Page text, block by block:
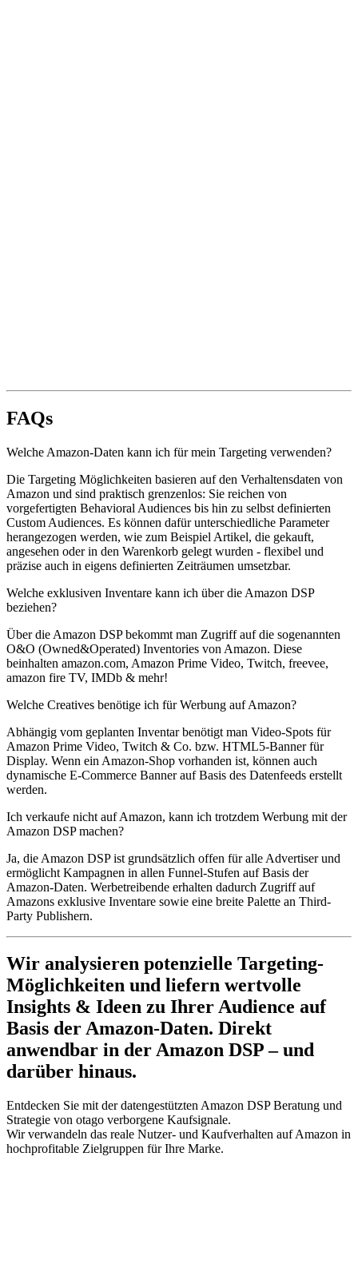
FAQs
Welche Amazon-Daten kann ich für mein Targeting verwenden?
Die Targeting Möglichkeiten basieren auf den Verhaltensdaten von
Amazon und sind praktisch grenzenlos: Sie reichen von
vorgefertigten Behavioral Audiences bis hin zu selbst definierten
Custom Audiences. Es können dafür unterschiedliche Parameter
herangezogen werden, wie zum Beispiel Artikel, die gekauft,
angesehen oder in den Warenkorb gelegt wurden - flexibel und
präzise auch in eigens definierten Zeiträumen umsetzbar.
Welche exklusiven Inventare kann ich über die Amazon DSP
beziehen?
Über die Amazon DSP bekommt man Zugriff auf die sogenannten
O&O (Owned&Operated) Inventories von Amazon. Diese
beinhalten amazon.com, Amazon Prime Video, Twitch, freevee,
amazon fire TV, IMDb & mehr!
Welche Creatives benötige ich für Werbung auf Amazon?
Abhängig vom geplanten Inventar benötigt man Video-Spots für
Amazon Prime Video, Twitch & Co. bzw. HTML5-Banner für
Display. Wenn ein Amazon-Shop vorhanden ist, können auch
dynamische E-Commerce Banner auf Basis des Datenfeeds erstellt
werden.
Ich verkaufe nicht auf Amazon, kann ich trotzdem Werbung mit der
Amazon DSP machen?
Ja, die Amazon DSP ist grundsätzlich offen für alle Advertiser und
ermöglicht Kampagnen in allen Funnel-Stufen auf Basis der
Amazon-Daten. Werbetreibende erhalten dadurch Zugriff auf
Amazons exklusive Inventare sowie eine breite Palette an Third-
Party Publishern.
Wir analysieren potenzielle Targeting-
Möglichkeiten und liefern wertvolle
Insights & Ideen zu Ihrer Audience auf
Basis der Amazon-Daten. Direkt
anwendbar in der Amazon DSP – und
darüber hinaus.
Entdecken Sie mit der datengestützten Amazon DSP Beratung und
Strategie von otago verborgene Kaufsignale.
Wir verwandeln das reale Nutzer- und Kaufverhalten auf Amazon in
hochprofitable Zielgruppen für Ihre Marke.